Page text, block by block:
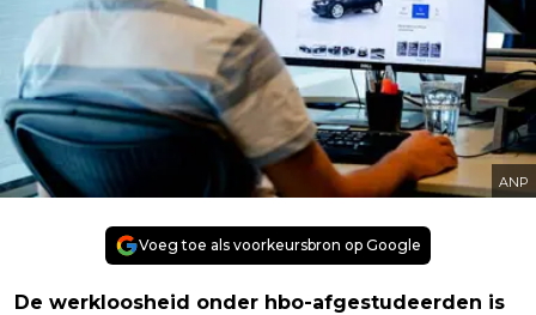
ANP
Voeg toe als voorkeursbron op Google
De werkloosheid onder hbo-afgestudeerden is